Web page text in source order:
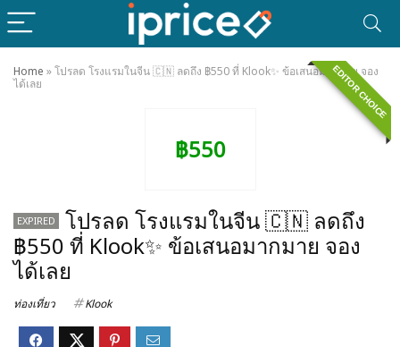
Home »โปรลด โรงแรมในจีน 🇨🇳 ลดถึง ฿550 ที่ Klook✨ ข้อเสนอมากมาย จอง
ได้เลย
EDITOR CHOICE
฿550
EXPIRED
โปรลด โรงแรมในจีน 🇨🇳 ลดถึง
฿550 ที่ Klook✨ ข้อเสนอมากมาย จอง
ได้เลย
ท่องเที่ยว Klook